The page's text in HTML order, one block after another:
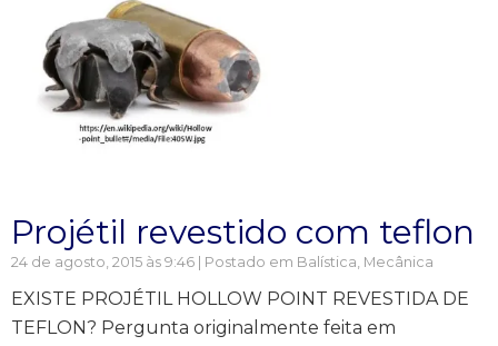
Projétil revestido com teflon
24 de agosto, 2015 às 9:46 | Postado em Balística, Mecânica
EXISTE PROJÉTIL HOLLOW POINT REVESTIDA DE
TEFLON? Pergunta originalmente feita em